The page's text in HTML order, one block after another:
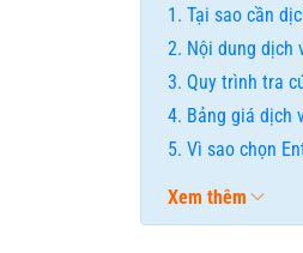
Tại sao cần
Nội dung dịch
Quy trình tra
Bảng giá dịch
Vì sao chọn
Xem thêm